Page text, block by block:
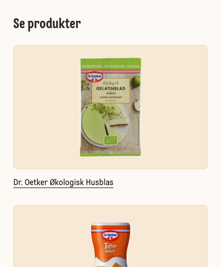
Se produkter
Dr. Oetker Økologisk Husblas